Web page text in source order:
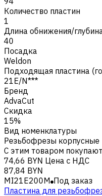
Количество пластин
1
Длина обнижения/
40
Посадка
Weldon
Подходящая пластина
21E/N***
Бренд
AdvaCut
Скидка
15%
Вид номенклатуры
Резьбофрезы корпусные
С этим товаром покупают
74,66 BYN Цена с НДС
87,84 BYN
MI21E200M Под заказ
Пластина для